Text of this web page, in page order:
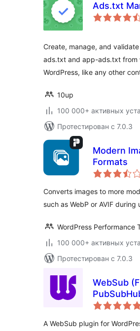
Ads.txt
Create, manage, and
ads.txt and app-ads.txt from
WordPress, like any other
10up
100 000+ активных
Протестирован с 7.0.3
Modern
Formats
Converts images to more
such as WebP or AVIF during
WordPress Performance
100 000+ активных
Протестирован с 7.0.3
WebSub
A WebSub plugin for